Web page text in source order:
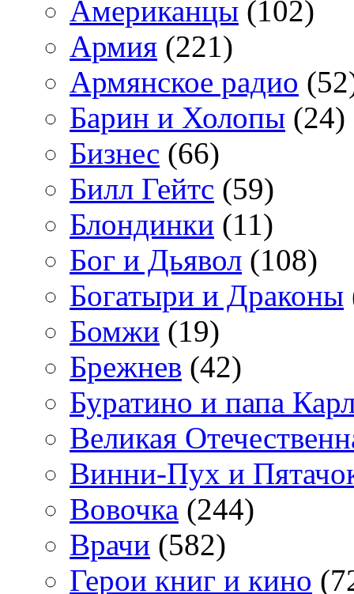
Американцы (102)
Армия (221)
Армянское радио
Барин и Холопы (24)
Бизнес (66)
Билл Гейтс (59)
Блондинки (11)
Бог и Дьявол (108)
Богатыри и Драконы
Бомжи (19)
Брежнев (42)
Буратино и папа
Великая
Винни-Пух и
Вовочка (244)
Врачи (582)
Герои книг и кино